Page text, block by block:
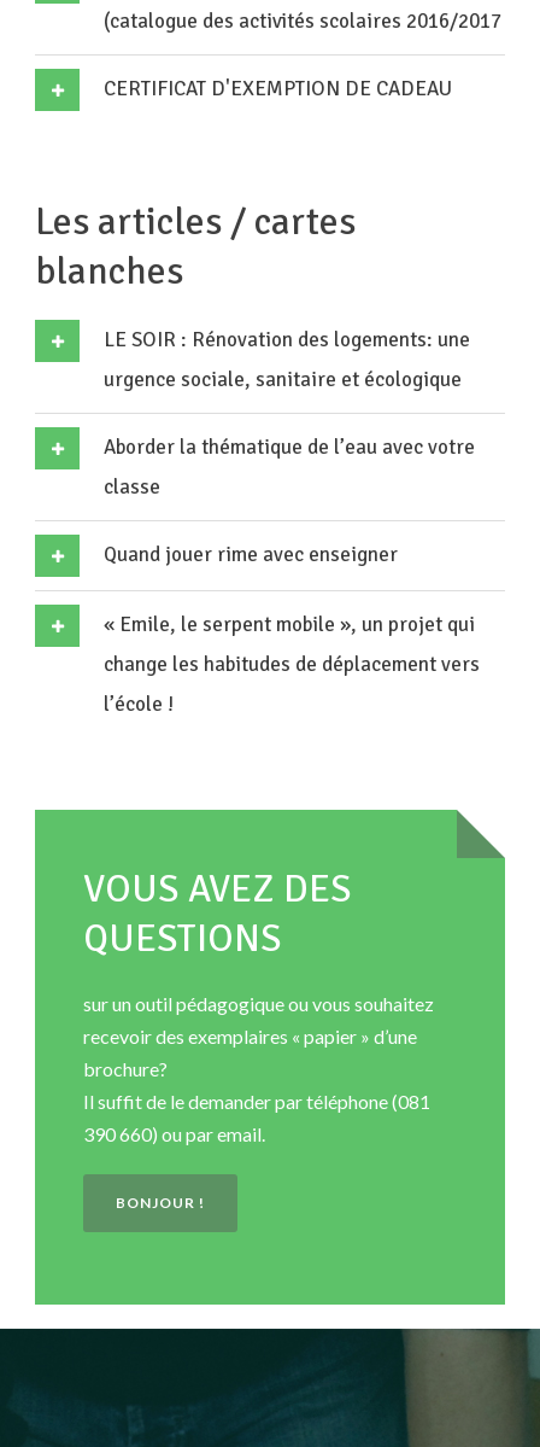
(catalogue des activités scolaires 2016/2017
CERTIFICAT D'EXEMPTION DE CADEAU
Les articles / cartes
blanches
LE SOIR : Rénovation des logements: une
urgence sociale, sanitaire et écologique
Aborder la thématique de l’eau avec votre
classe
Quand jouer rime avec enseigner
« Emile, le serpent mobile », un projet qui
change les habitudes de déplacement vers
l’école !
VOUS AVEZ DES
QUESTIONS
sur un outil pédagogique ou vous souhaitez
recevoir des exemplaires « papier » d’une
brochure?
Il suffit de le demander par téléphone (081
390 660) ou par email.
BONJOUR !